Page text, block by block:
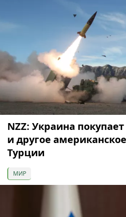
NZZ: Украина
и другое
Турции
МИР